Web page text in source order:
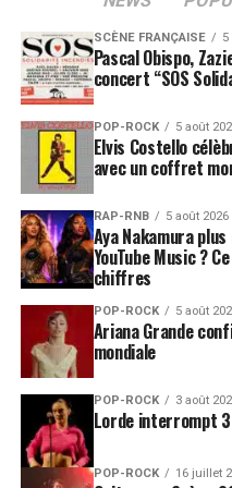
donnera corps à son
live au public en première
long de la tournée de celui-
SUJETS ASSOCIÉS:
SCÈNE FRANÇAISE 5
Pascal Obispo,
concert “SOS
POP-ROCK 5 août
Elvis Costello
avec un coffret
RAP-RNB 5 août 2026
Aya Nakamura
YouTube Music ?
chiffres
POP-ROCK 5 août
Ariana Grande
mondiale
POP-ROCK 3 août
Lorde interrompt
POP-ROCK 16 juillet